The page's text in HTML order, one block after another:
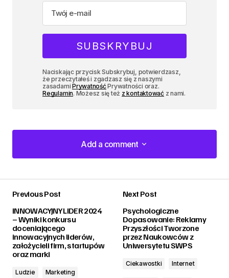
Naciskając przycisk Subskrybuj, potwierdzasz,
że przeczytałeś i zgadzasz się z naszymi
zasadamiPrywatnośćPrywatności oraz.
Regulamin. Możesz się też z kontaktowaćz nami.
Add a comment
Add a comment
Previous Post
INNOWACYJNY LIDER 2024
– Wyniki konkursu
doceniającego
innowacyjnych liderów,
założycieli firm, startupów
oraz marki
Ludzie
Marketing
Next Post
Psychologiczne
Dopasowanie: Reklamy
Przyszłości Tworzone
przez Naukowców z
Uniwersytetu SWPS
Ciekawostki Internet